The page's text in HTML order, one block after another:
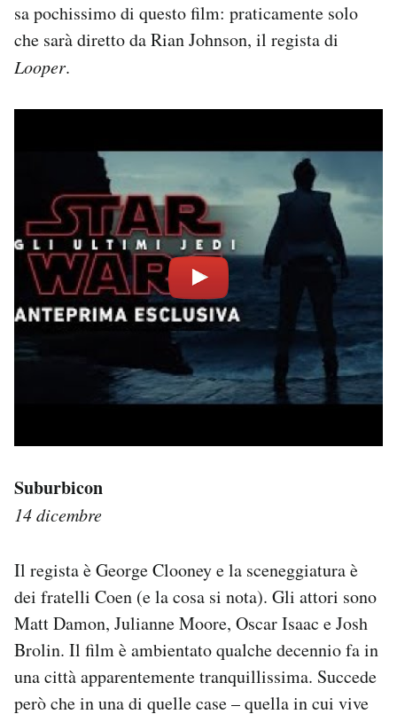
sa pochissimo di questo film: praticamente solo
che sarà diretto da Rian Johnson, il regista di
Looper.
Suburbicon
14 dicembre
Il regista è George Clooney e la sceneggiatura è
dei fratelli Coen (e la cosa si nota). Gli attori sono
Matt Damon, Julianne Moore, Oscar Isaac e Josh
Brolin. Il film è ambientato qualche decennio fa in
una città apparentemente tranquillissima. Succede
però che in una di quelle case – quella in cui vive